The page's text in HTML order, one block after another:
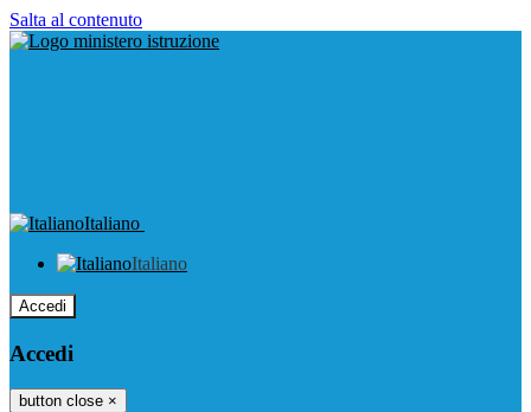
Salta al contenuto
Italiano
Italiano
Accedi
Accedi
button close ×